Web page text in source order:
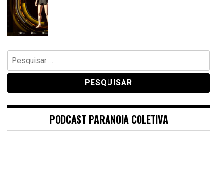
Pesquisar
por:
PODCAST PARANOIA COLETIVA